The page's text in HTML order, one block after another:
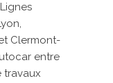
Clermont-
entre
travaux